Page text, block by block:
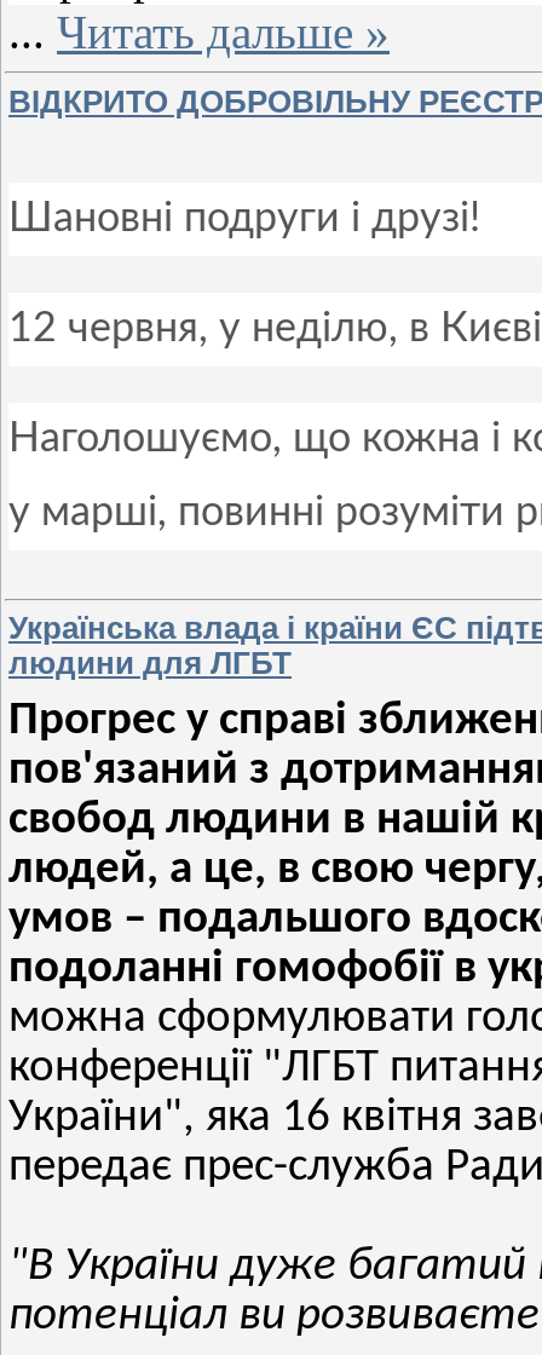
... Читать дальше »
ВІДКРИТО ДОБРОВІЛЬНУ
Шановні подруги і друзі!
12 червня, у неділю, в
Наголошуємо, що кожна і
у марші, повинні розуміти
Українська влада і країни ЄС
людини для ЛГБТ
Прогрес у справі
пов'язаний з
свобод людини в нашій
людей, а це, в свою
умов – подальшого
подоланні гомофобії в
можна сформулювати
конференції "ЛГБТ
України", яка 16 квітня
передає прес-служба
"В України дуже
потенціал ви